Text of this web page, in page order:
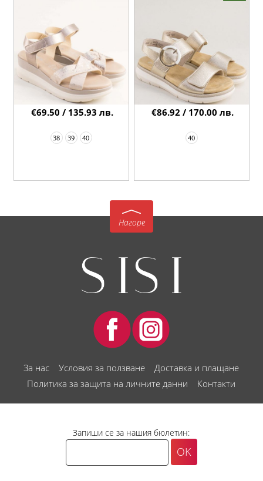
38 39 40
€69.50 / 135.93 лв.
40
€86.92 / 170.00 лв.
Нагоре
За нас Условия за ползване
Доставка и плащане
Политика за защита на личните данни
Контакти
Запиши се за нашия бюлетин: